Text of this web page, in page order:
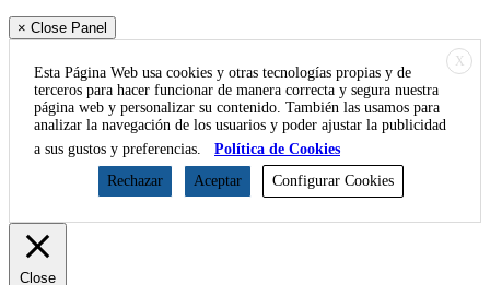
× Close Panel
X
Esta Página Web usa cookies y otras tecnologías propias y de
terceros para hacer funcionar de manera correcta y segura nuestra
página web y personalizar su contenido. También las usamos para
analizar la navegación de los usuarios y poder ajustar la publicidad
a sus gustos y preferencias.
Política de Cookies
Rechazar
Aceptar Configurar Cookies
Close